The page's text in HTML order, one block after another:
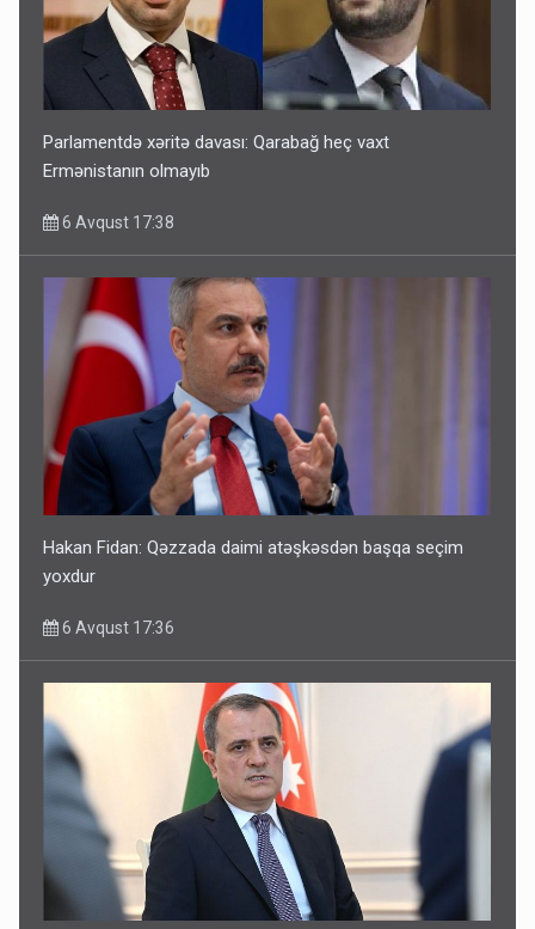
Parlamentdə xəritə davası: Qarabağ heç vaxt
Ermənistanın olmayıb
6 Avqust 17:38
Hakan Fidan: Qəzzada daimi atəşkəsdən başqa seçim
yoxdur
6 Avqust 17:36